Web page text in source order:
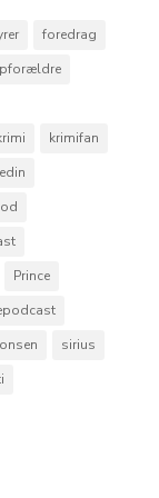
foredrag
krimifan
Prince
sirius